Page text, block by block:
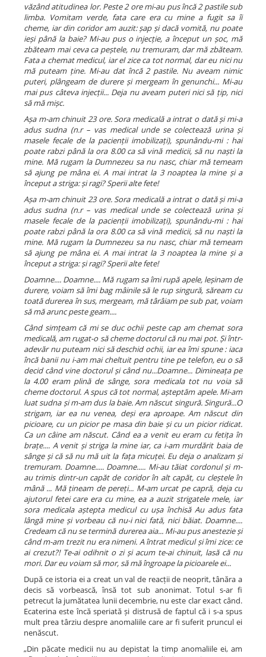
văzând atitudinea lor. Peste 2 ore mi-au pus încă 2 pastile sub
limba. Vomitam verde, fata care era cu mine a fugit sa îi
cheme, iar din coridor am auzit: șap și dacă vomită, nu poate
ieși până la baie? Mi-au pus o injecție, a început un șoc, mă
zbăteam mai ceva ca peștele, nu tremuram, dar mă zbăteam.
Fata a chemat medicul, iar el zice ca tot normal, dar eu nici nu
mă puteam ține. Mi-au dat încă 2 pastile. Nu aveam nimic
puteri, plângeam de durere și mergeam în genunchi... Mi-au
mai pus câteva injecții... Deja nu aveam puteri nici să țip, nici
să mă mișc.
Așam-am chinuit 23 ore. Sora medicală a intrat o dată și mi-a
adus sudna (n.r – vas medical unde se colectează urina și
masele fecale de la pacienții imobilizați), spunându-mi : hai
poate rabzi până la ora 8.00 ca să vină medicii, să nu naști la
mine. Mă rugam la Dumnezeu sa nu nasc, chiar mă temeam
să ajung pe mâna ei. A mai intrat la 3 noaptea la mine și a
început a striga: și ragi? Sperii alte fete!
Așam-am chinuit 23 ore. Sora medicală a intrat o dată și mi-a
adus sudna (n.r – vas medical unde se colectează urina și
masele fecale de la pacienții imobilizați), spunându-mi : hai
poate rabzi până la ora 8.00 ca să vină medicii, să nu naști la
mine. Mă rugam la Dumnezeu sa nu nasc, chiar mă temeam
să ajung pe mâna ei. A mai intrat la 3 noaptea la mine și a
început a striga: și ragi? Sperii alte fete!
Doamne.... Doamne.... Mă rugam sa îmi rupă apele, leșinam de
durere, voiam să îmi bag mâinile să le rup singură, săream cu
toată durerea în sus, mergeam, mă târâiam pe sub pat, voiam
să mă arunc peste geam....
Când simțeam că mi se duc ochii peste cap am chemat sora
medicală, am rugat-o să cheme doctorul că nu mai pot. Și într-
adevăr nu puteam nici să deschid ochii, iar ea îmi spune : iaca
încă banii nu i-am mai cheltuit pentru tine pe telefon, eu o să
decid când vine doctorul și când nu...Doamne... Dimineața pe
la 4.00 eram plină de sânge, sora medicala tot nu voia să
cheme doctorul. A spus că tot normal, așteptăm apele. Mi-am
luat sudna și m-am dus la baie. Am născut singură. Singură...O
strigam, iar ea nu venea, deși era aproape. Am născut din
picioare, cu un picior pe masa din baie și cu un picior ridicat.
Ca un câine am născut. Când ea a venit eu eram cu fetița în
brațe.... A venit și striga la mine iar, ca i-am murdărit baia de
sânge și că să nu mă uit la fața micuței. Eu deja o analizam și
tremuram. Doamne..... Doamne..... Mi-au tăiat cordonul și m-
au trimis dintr-un capăt de coridor în alt capăt, cu cleștele în
mână ... Mă țineam de pereți... M-am urcat pe capră, deja cu
ajutorul fetei care era cu mine, ea a auzit strigatele mele, iar
sora medicala aștepta medicul cu ușa închisă Au adus fata
lângă mine și vorbeau că nu-i nici fată, nici băiat. Doamne....
Credeam că nu se termină durerea aia... Mi-au pus anestezie și
când m-am trezit nu era nimeni. A întrat medicul și îmi zice: ce
ai crezut?! Te-ai odihnit o zi și acum te-ai chinuit, lasă că nu
mori. Dar eu voiam să mor, să mă îngroape la picioarele ei...
După ce istoria ei a creat un val de reacții de neoprit, tânăra a
decis să vorbească, însă tot sub anonimat. Totul s-ar fi
petrecut la jumătatea lunii decembrie, nu este clar exact când.
Ecaterina este încă speriată și distrusă de faptul că i s-a spus
mult prea târziu despre anomaliile care ar fi suferit pruncul ei
nenăscut.
„Din păcate medicii nu au depistat la timp anomaliile ei, am